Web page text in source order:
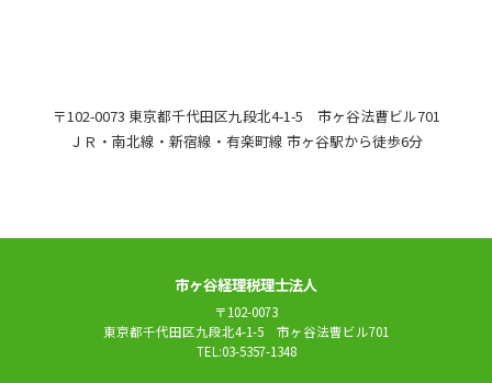
〒102-0073 東京都千代田区九段北4-1-5 市ヶ谷法曹ビル701
ＪＲ・南北線・新宿線・有楽町線 市ヶ谷駅から徒歩6分
市ヶ谷経理税理士法人
〒102-0073
東京都千代田区九段北4-1-5 市ヶ谷法曹ビル701
TEL:03-5357-1348